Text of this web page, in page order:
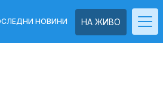
НА ЖИВО
НОВИНИ